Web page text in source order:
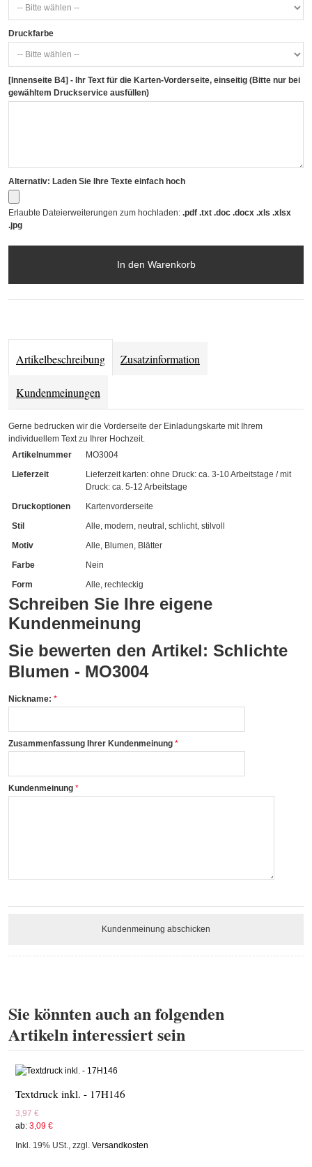
Druckfarbe
[Innenseite B4] - Ihr Text für die Karten-Vorderseite, einseitig (Bitte nur bei
gewähltem Druckservice ausfüllen)
Alternativ: Laden Sie Ihre Texte einfach hoch
Erlaubte Dateierweiterungen zum hochladen: .pdf .txt .doc .docx .xls .xlsx
.jpg
In den Warenkorb
Artikelbeschreibung Zusatzinformation
Kundenmeinungen
Gerne bedrucken wir die Vorderseite der Einladungskarte mit Ihrem
individuellem Text zu Ihrer Hochzeit.
Artikelnummer
MO3004
Lieferzeit
Lieferzeit karten: ohne Druck: ca. 3-10 Arbeitstage / mit
Druck: ca. 5-12 Arbeitstage
Druckoptionen
Kartenvorderseite
Stil
Alle, modern, neutral, schlicht, stilvoll
Motiv
Alle, Blumen, Blätter
Farbe
Nein
Form
Alle, rechteckig
Schreiben Sie Ihre eigene
Kundenmeinung
Sie bewerten den Artikel: Schlichte
Blumen - MO3004
Nickname:
Zusammenfassung Ihrer Kundenmeinung
Kundenmeinung
Kundenmeinung abschicken
Sie könnten auch an folgenden
Artikeln interessiert sein
Textdruck inkl. - 17H146
3,97 €
ab: 3,09 €
Inkl. 19% USt., zzgl. Versandkosten